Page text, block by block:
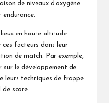
de niveaux d’oxygène
endurance.
en haute altitude
facteurs dans leur
de match. Par exemple,
sur le développement de
leurs techniques de frappe
de score.